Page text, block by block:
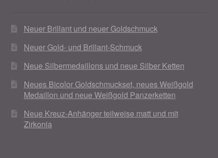
Neuer Brillant und neuer Goldschmuck
Neuer Gold- und Brillant-Schmuck
Neue Silbermedaillons und neue Silber Ketten
Neues Bicolor Goldschmuckset, neues Weißgold
Medaillon und neue Weißgold Panzerketten
Neue Kreuz-Anhänger teilweise matt und mit
Zirkonia